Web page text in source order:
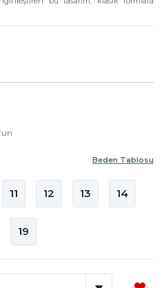
Beden Tablosu
11 12 13 14
19